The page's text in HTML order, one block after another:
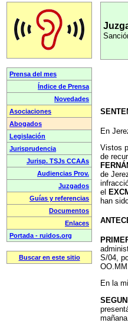
En
Vistos
de
de
el
han
S/04,
En la
mañana.